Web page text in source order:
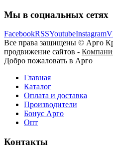
Мы в социальных сетях
FacebookRSSYoutubeInstagram
Все права защищены © Арго
продвижение сайтов -
Добро пожаловать в Арго
Главная
Каталог
Оплата и доставка
Производители
Бонус Арго
Опт
Контакты